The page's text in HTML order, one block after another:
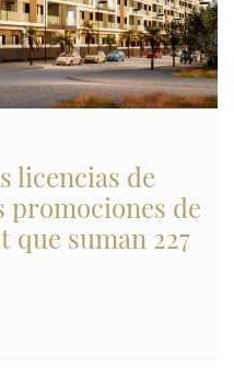
licencias de
promociones de
que suman 227